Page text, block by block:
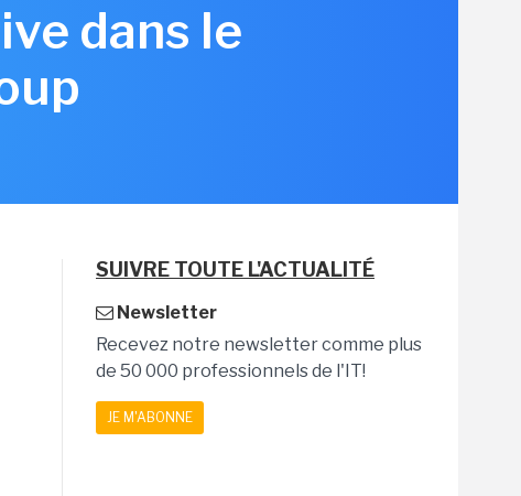
dans le
SUIVRE TOUTE L'ACTUALITÉ
Newsletter
Recevez notre newsletter comme plus
de 50 000 professionnels de l'IT!
JE M'ABONNE